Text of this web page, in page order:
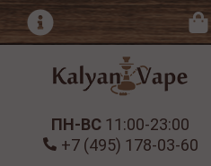
ПН-ВС 11:00-23:00
+7 (495) 178-03-60